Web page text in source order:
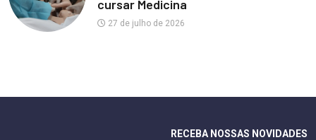
cursar Medicina
27 de julho de 2026
RECEBA NOSSAS NOVIDADES